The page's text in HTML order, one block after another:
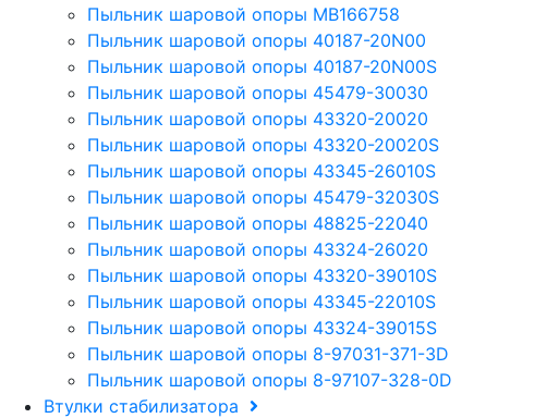
Пыльник шаровой опоры MB166758
Пыльник шаровой опоры 40187-20N00
Пыльник шаровой опоры 40187-20N00S
Пыльник шаровой опоры 45479-30030
Пыльник шаровой опоры 43320-20020
Пыльник шаровой опоры 43320-20020S
Пыльник шаровой опоры 43345-26010S
Пыльник шаровой опоры 45479-32030S
Пыльник шаровой опоры 48825-22040
Пыльник шаровой опоры 43324-26020
Пыльник шаровой опоры 43320-39010S
Пыльник шаровой опоры 43345-22010S
Пыльник шаровой опоры 43324-39015S
Пыльник шаровой опоры 8-97031-371-3D
Пыльник шаровой опоры 8-97107-328-0D
Втулки стабилизатора